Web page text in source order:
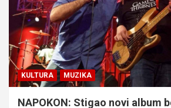
KULTURA MUZIKA
NAPOKON: Stigao novi album